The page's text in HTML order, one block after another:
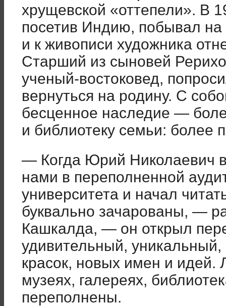
хрущевской «оттепели». В
посетив Индию, побывал на
и к живописи художника
Старший из сыновей
ученый-востоковед,
вернуться на родину. С
бесценное наследие —
и библиотеку семьи: более
— Когда Юрий Николаевич
нами в переполненной
университета и начал
буквально зачарованы, —
Кашкалда, — он открыл
удивительный,
красок, новых имен и идей.
музеях, галереях,
переполнены.